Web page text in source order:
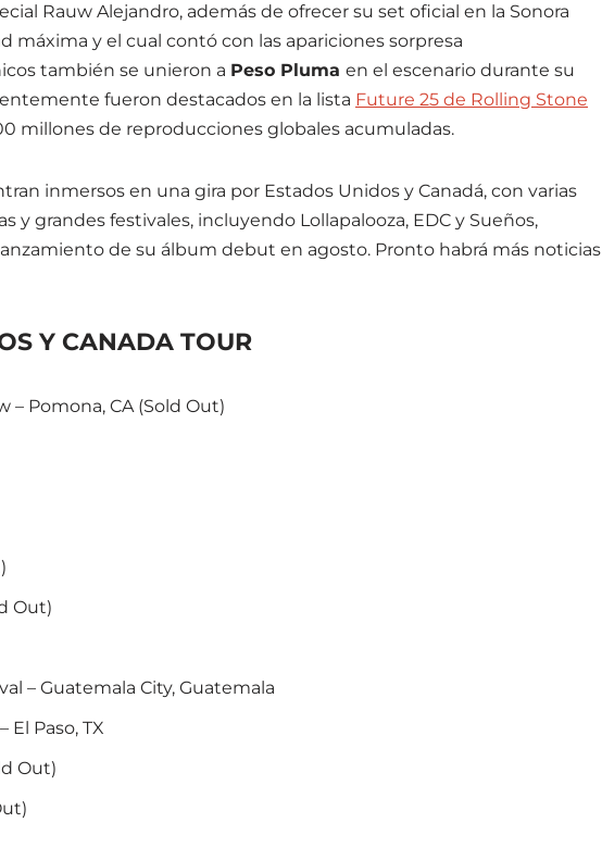
Rauw Alejandro, además de ofrecer su set oficial en la Sonora
máxima y el cual contó con las apariciones sorpresa
también se unieron a Peso Pluma en el escenario durante su
fueron destacados en la lista Future 25 de Rolling Stone
millones de reproducciones globales acumuladas.
inmersos en una gira por Estados Unidos y Canadá, con varias
y grandes festivales, incluyendo Lollapalooza, EDC y Sueños,
de su álbum debut en agosto. Pronto habrá más noticias
Y CANADA TOUR
– Pomona, CA (Sold Out)
Out)
– Guatemala City, Guatemala
El Paso, TX
Out)